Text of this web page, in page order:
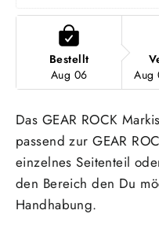
Bestellt
Aug 06
Aug
Das GEAR ROCK
passend zur GEAR
einzelnes Seitenteil
den Bereich den Du
Handhabung.